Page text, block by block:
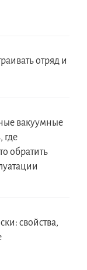
отряд и
вакуумные
где
обратить
свойства,